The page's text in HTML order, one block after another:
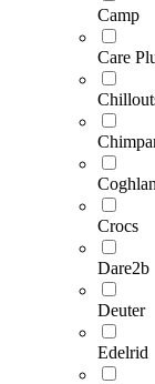
Camp
Care
Crocs
Dare2b
Deuter
Edelrid